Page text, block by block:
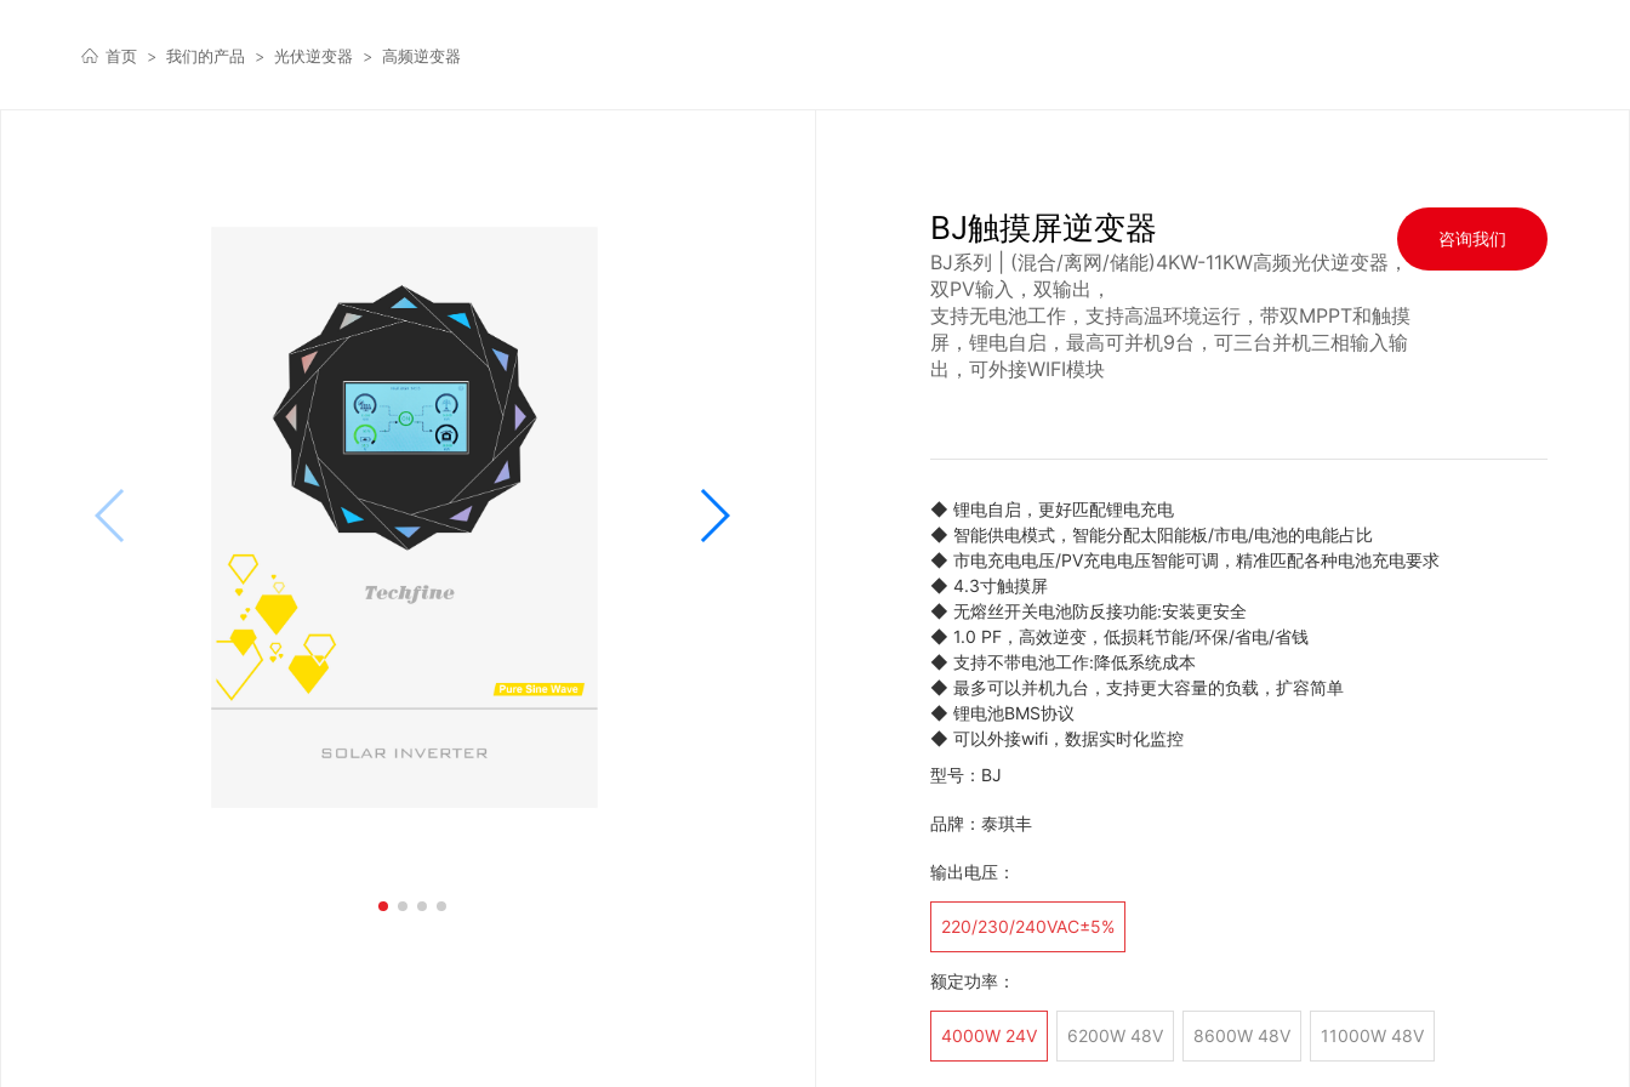
首页 >我们的产品 >光伏逆变器 >高频逆变器
BJ触摸屏逆变器
BJ系列 | (混合/离网/储能)4KW-11KW高频光伏逆变器，
双PV输入，双输出，
支持无电池工作，支持高温环境运行，带双MPPT和触摸
屏，锂电自启，最高可并机9台，可三台并机三相输入输
出，可外接WIFI模块
咨询我们
◆ 锂电自启，更好匹配锂电充电
◆ 智能供电模式，智能分配太阳能板/市电/电池的电能占比
◆ 市电充电电压/PV充电电压智能可调，精准匹配各种电池充电要求
◆ 4.3寸触摸屏
◆ 无熔丝开关电池防反接功能:安装更安全
◆ 1.0 PF，高效逆变，低损耗节能/环保/省电/省钱
◆ 支持不带电池工作:降低系统成本
◆ 最多可以并机九台，支持更大容量的负载，扩容简单
◆ 锂电池BMS协议
◆ 可以外接wifi，数据实时化监控
型号：BJ
品牌：泰琪丰
输出电压：
220/230/240VAC±5%
额定功率：
4000W 24V 6200W 48V 8600W 48V 11000W 48V